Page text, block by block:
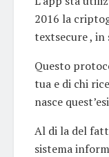
2016 la
textsecure , in
Questo
tua e di chi
nasce
Al di la del
sistema